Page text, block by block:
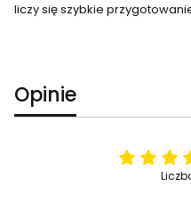
liczy się szybkie
Opinie